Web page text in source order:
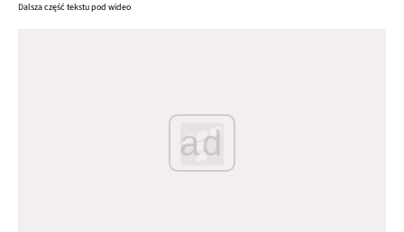
Dalsza część tekstu pod wideo
ad